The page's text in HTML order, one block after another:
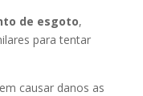
de esgoto,
para tentar
causar danos as